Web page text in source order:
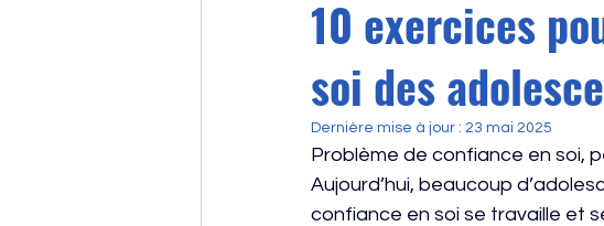
10 exercices
soi des
Dernière mise à jour : 23 mai 2025
Problème de confiance en soi,
Aujourd’hui, beaucoup
confiance en soi se travaille et